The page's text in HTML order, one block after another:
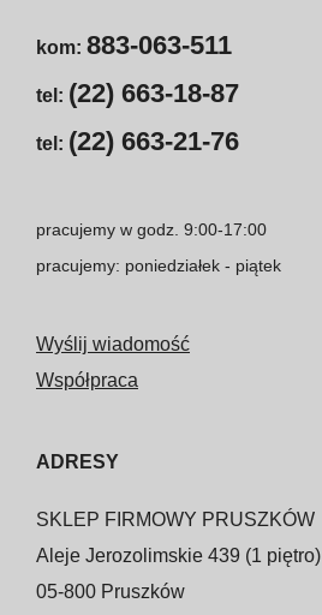
kom: 883-063-511
tel: (22) 663-18-87
tel: (22) 663-21-76
pracujemy w godz. 9:00-17:00
pracujemy: poniedziałek - piątek
Wyślij wiadomość
Współpraca
ADRESY
SKLEP FIRMOWY PRUSZKÓW
Aleje Jerozolimskie 439 (1 piętro)
05-800 Pruszków